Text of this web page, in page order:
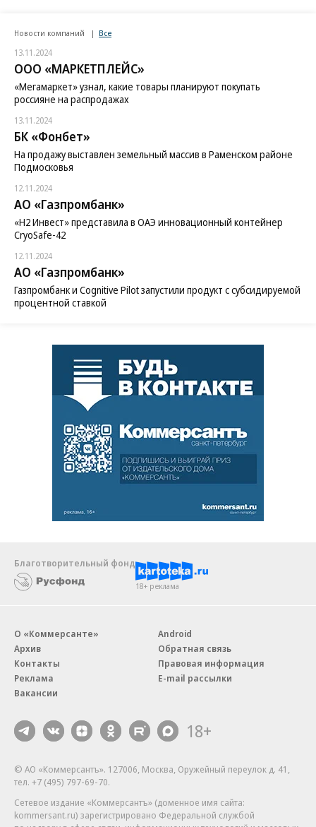
Новости компаний Все
13.11.2024
ООО «МАРКЕТПЛЕЙС»
«Мегамаркет» узнал, какие товары планируют покупать
россияне на распродажах
13.11.2024
БК «Фонбет»
На продажу выставлен земельный массив в Раменском районе
Подмосковья
12.11.2024
АО «Газпромбанк»
«H2 Инвест» представила в ОАЭ инновационный контейнер
CryoSafe-42
12.11.2024
АО «Газпромбанк»
Газпромбанк и Cognitive Pilot запустили продукт с субсидируемой
процентной ставкой
Благотворительный фонд
18+ реклама
О «Коммерсанте»
Архив
Контакты
Реклама
Вакансии
Android
Обратная связь
Правовая информация
E-mail рассылки
18+
© АО «Коммерсантъ». 127006, Москва, Оружейный переулок д. 41,
тел. +7 (495) 797-69-70.
Сетевое издание «Коммерсантъ» (доменное имя сайта:
kommersant.ru) зарегистрировано Федеральной службой